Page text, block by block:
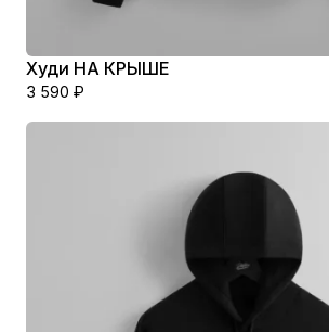
Худи НА КРЫШЕ
3 590 ₽